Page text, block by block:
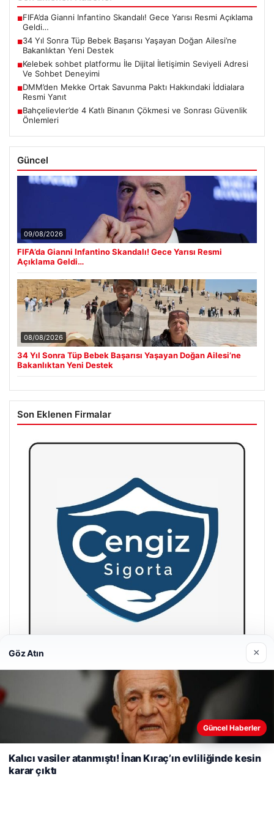
■FIFA’da Gianni Infantino Skandalı! Gece Yarısı Resmi Açıklama
Geldi…
■34 Yıl Sonra Tüp Bebek Başarısı Yaşayan Doğan Ailesi’ne
Bakanlıktan Yeni Destek
■Kelebek sohbet platformu İle Dijital İletişimin Seviyeli Adresi
Ve Sohbet Deneyimi
■DMM’den Mekke Ortak Savunma Paktı Hakkındaki İddialara
Resmi Yanıt
■Bahçelievler’de 4 Katlı Binanın Çökmesi ve Sonrası Güvenlik
Önlemleri
Güncel
09/08/2026
FIFA’da Gianni Infantino Skandalı! Gece Yarısı Resmi
Açıklama Geldi…
08/08/2026
34 Yıl Sonra Tüp Bebek Başarısı Yaşayan Doğan Ailesi’ne
Bakanlıktan Yeni Destek
Son Eklenen Firmalar
Web sitemizi nasıl kullandığınızı daha iyi anlayabilmek,
deneyiminizi kişiselleştirmek ve geliştirmek amacıyla çerezler
kullanıyoruz.
Çerez Politikamız
Reddet
Göz Atın ×
Güncel Haberler
Kalıcı vasiler atanmıştı! İnan Kıraç’ın evliliğinde kesin
karar çıktı